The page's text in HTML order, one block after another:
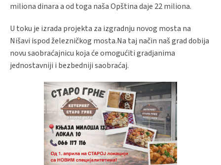
miliona dinara a od toga naša Opština daje 22 miliona.
U toku je izrada projekta za izgradnju novog mosta na
Nišavi ispod železničkog mosta.Na taj način naš grad dobija
novu saobraćajnicu koja će omogućiti gradjanima
jednostavniji i bezbedniji saobraćaj.